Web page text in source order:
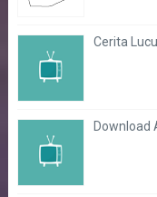
Cerita
Download